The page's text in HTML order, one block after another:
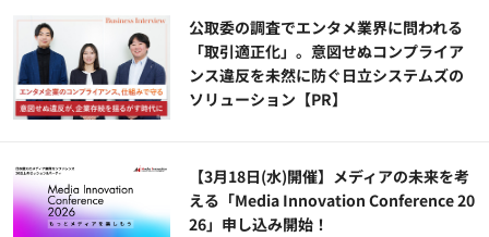
公​​取委の調査でエンタメ業界に問われる
「取引適正化」。意図せぬコンプライア
ンス違反を未然に防ぐ日立システムズの
ソリューション​【PR】
【3月18日(水)開催】メディアの未来を考
える「Media Innovation Conference 20
26」申し込み開始！